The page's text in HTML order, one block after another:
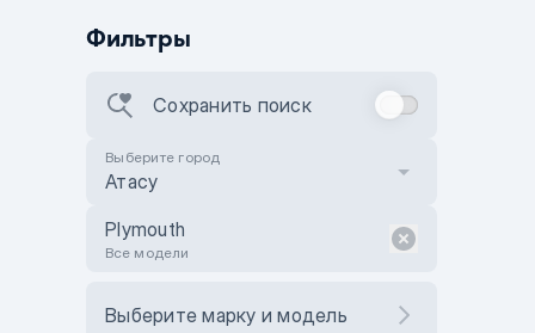
Фильтры
Сохранить поиск
Выберите город
Атасу
Plymouth
Все модели
Выберите марку и модель